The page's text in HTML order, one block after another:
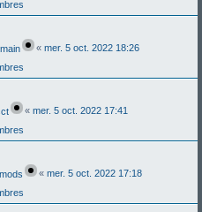
« mer. 5 oct. 2022 18:26
« mer. 5 oct. 2022 17:41
« mer. 5 oct. 2022 17:18